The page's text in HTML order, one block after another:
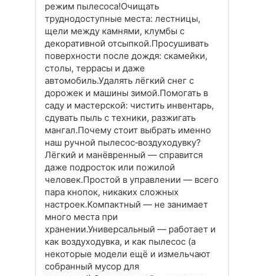
режим пылесоса!Очищать
труднодоступные места: лестницы,
щели между камнями, клумбы с
декоративной отсыпкой.Просушивать
поверхности после дождя: скамейки,
столы, террасы и даже
автомобиль.Удалять лёгкий снег с
дорожек и машины зимой.Помогать в
саду и мастерской: чистить инвентарь,
сдувать пыль с техники, разжигать
мангал.Почему стоит выбрать именно
наш ручной пылесос‑воздуходувку?
Лёгкий и манёвренный — справится
даже подросток или пожилой
человек.Простой в управлении — всего
пара кнопок, никаких сложных
настроек.Компактный — не занимает
много места при
хранении.Универсальный — работает и
как воздуходувка, и как пылесос (а
некоторые модели ещё и измельчают
собранный мусор для